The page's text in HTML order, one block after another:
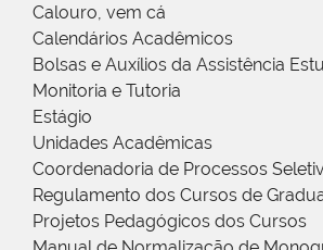
Calouro, vem cá
Calendários Acadêmicos
Bolsas e Auxílios da Assistência
Monitoria e Tutoria
Estágio
Unidades Acadêmicas
Coordenadoria de Processos
Regulamento dos Cursos de
Projetos Pedagógicos dos Cursos